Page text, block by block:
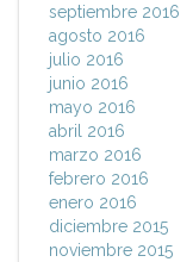
septiembre 2016
agosto 2016
julio 2016
junio 2016
mayo 2016
abril 2016
marzo 2016
febrero 2016
enero 2016
diciembre 2015
noviembre 2015